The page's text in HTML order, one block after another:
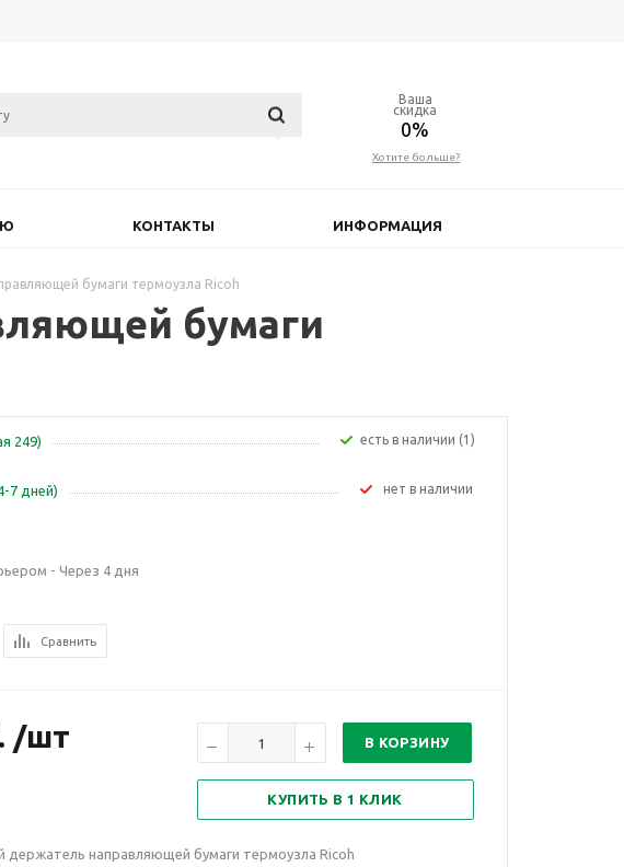
Ваша
скидка
0%
Хотите больше?
КОНТАКТЫ ИНФОРМАЦИЯ
бумаги термоузла Ricoh
бумаги
249) Есть в наличии (1)
7 дней) Нет в наличии
- Через 4 дня
Сравнить
/шт В КОРЗИНУ
КУПИТЬ В 1 КЛИК
держатель направляющей бумаги термоузла Ricoh